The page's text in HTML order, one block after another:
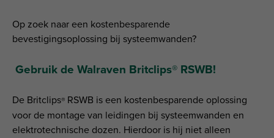
Op zoek naar een kostenbesparende
bevestigingsoplossing bij systeemwanden?
Gebruik de Walraven Britclips® RSWB!
De Britclips® RSWB is een kostenbesparende oplossing
voor de montage van leidingen bij systeemwanden en
elektrotechnische dozen. Hierdoor is hij niet alleen